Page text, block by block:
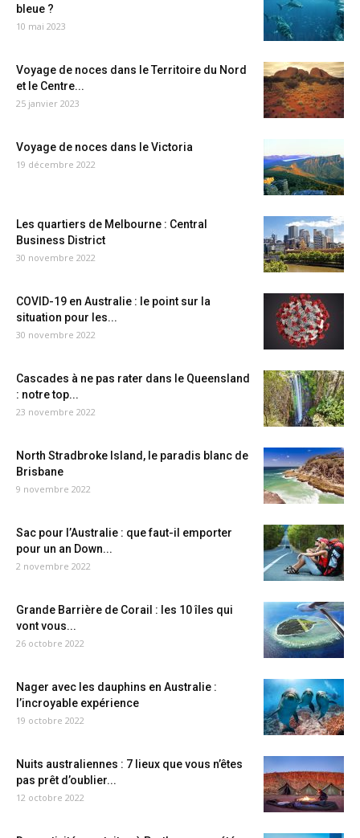
bleue ?
10 mai 2023
Voyage de noces dans le Territoire du Nord
et le Centre...
25 janvier 2023
Voyage de noces dans le Victoria
19 décembre 2022
Les quartiers de Melbourne : Central
Business District
30 novembre 2022
COVID-19 en Australie : le point sur la
situation pour les...
30 novembre 2022
Cascades à ne pas rater dans le Queensland
: notre top...
23 novembre 2022
North Stradbroke Island, le paradis blanc de
Brisbane
9 novembre 2022
Sac pour l’Australie : que faut-il emporter
pour un an Down...
2 novembre 2022
Grande Barrière de Corail : les 10 îles qui
vont vous...
26 octobre 2022
Nager avec les dauphins en Australie :
l’incroyable expérience
19 octobre 2022
Nuits australiennes : 7 lieux que vous n’êtes
pas prêt d’oublier...
12 octobre 2022